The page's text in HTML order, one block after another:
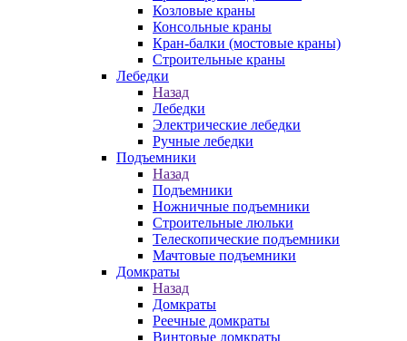
Козловые краны
Консольные краны
Кран-балки (мостовые краны)
Строительные краны
Лебедки
Назад
Лебедки
Электрические лебедки
Ручные лебедки
Подъемники
Назад
Подъемники
Ножничные подъемники
Строительные люльки
Телескопические подъемники
Мачтовые подъемники
Домкраты
Назад
Домкраты
Реечные домкраты
Винтовые домкраты